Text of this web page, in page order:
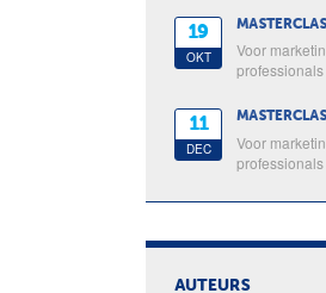
19
OKT
Voor
professionals
11
DEC
Voor
professionals
AUTEURS